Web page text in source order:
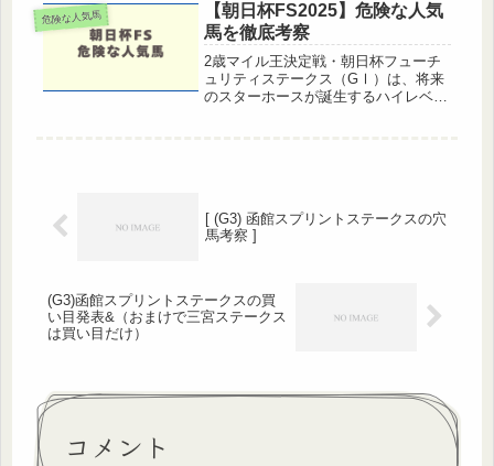
危険な人気馬
【朝日杯FS2025】危険な人気
馬を徹底考察
2歳マイル王決定戦・朝日杯フューチ
ュリティステークス（GⅠ）は、将来
のスターホースが誕生するハイレベル
[ (G3) 函館スプリントステークスの穴
馬考察 ]
(G3)函館スプリントステークスの買
い目発表&（おまけで三宮ステークス
は買い目だけ）
コメント